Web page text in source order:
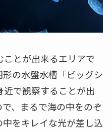
とが出来るエリアで
の水盤水槽「ビッグシ
で観察することが出
、まるで海の中をのぞ
をキレイな光が差し込